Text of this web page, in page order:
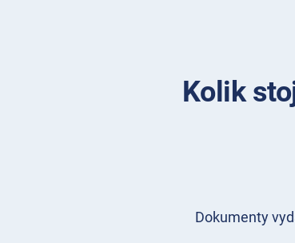
Kolik
Dokumenty